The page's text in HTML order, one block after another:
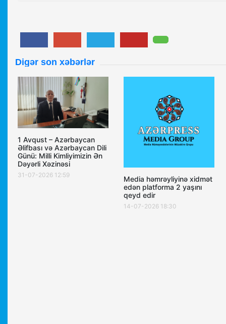
Digər son xəbərlər
1 Avqust – Azərbaycan
Əlifbası və Azərbaycan Dili
Günü: Milli Kimliyimizin Ən
Dəyərli Xəzinəsi
31-07-2026 12:59
Media həmrəyliyinə xidmət
edən platforma 2 yaşını
qeyd edir
14-07-2026 18:30